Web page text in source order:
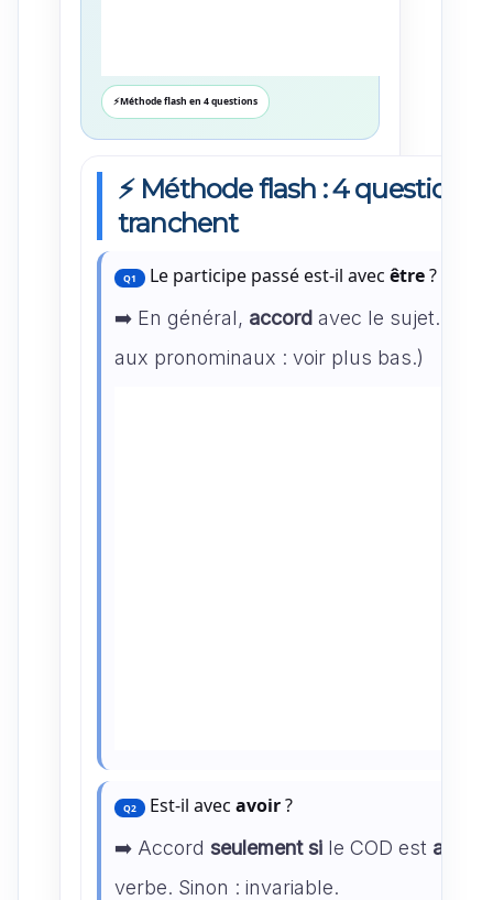
⚡Méthode flash en 4 questions
⚡ Méthode flash : 4 questions
tranchent
Q1 Le participe passé est-il avec être?
➡️ En général, accord avec le sujet.
aux pronominaux : voir plus bas.)
Q2 Est-il avec avoir?
➡️ Accord seulement si le COD est avant
verbe. Sinon : invariable.